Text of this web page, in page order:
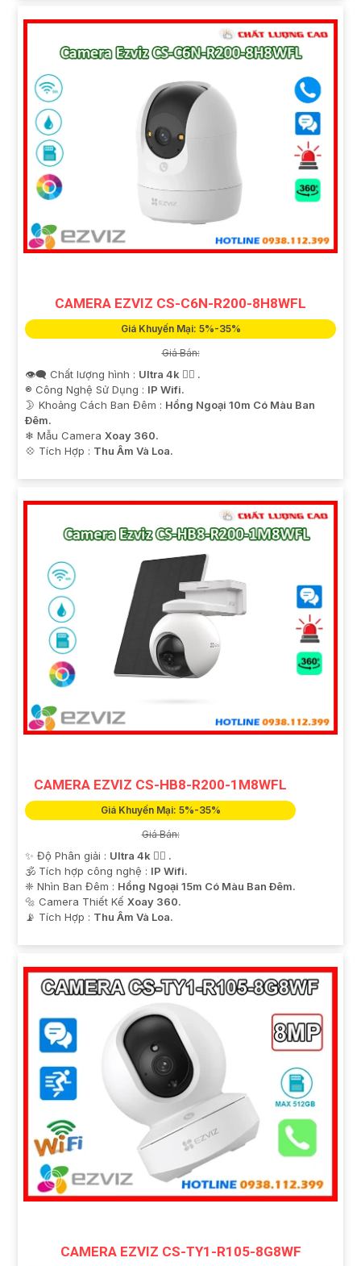
CAMERA EZVIZ CS-C6N-R200-8H8WFL
Giá Khuyến Mại: 5%-35%
Giá Bán:
👁️‍🗨 Chất lượng hình : Ultra 4k 👍🏾 .
®️ Công Nghệ Sử Dụng : IP Wifi.
🌛 Khoảng Cách Ban Đêm : Hồng Ngoại 10m Có Màu Ban
Ðêm.
❄ Mẫu Camera Xoay 360.
️💠 Tích Hợp : Thu Âm Và Loa.
CAMERA EZVIZ CS-HB8-R200-1M8WFL
Giá Khuyến Mại: 5%-35%
Giá Bán:
✨ Độ Phân giải : Ultra 4k 👍🏾 .
🕉️ Tích hợp công nghệ : IP Wifi.
❈ Nhìn Ban Đêm : Hồng Ngoại 15m Có Màu Ban Ðêm.
🔩 Camera Thiết Kế Xoay 360.
️📡 Tích Hợp : Thu Âm Và Loa.
CAMERA EZVIZ CS-TY1-R105-8G8WF